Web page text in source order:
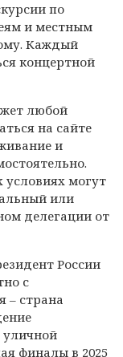
по
и местным
Каждый
концертной
любой
на сайте
и
условиях могут
или
делегации от
России
с
– страна
финалы в 2025